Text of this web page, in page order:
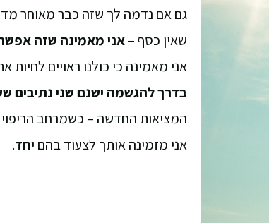
גם אם נדמה לך שזה כבר מאוחר
שאין כסף –אני מאמינה שזה
אני מאמינה כי כולנו ראויים לחיות
בדרך להגשמה ישנם שני נתיבים
המציאות החדשה – כשמרחב
אני מזמינה אותך לצעוד בהם יחד.